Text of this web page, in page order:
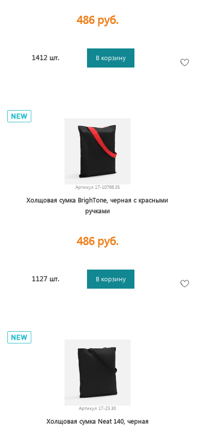
486 руб.
1412 шт. В корзину
Артикул 17-10766.35
Холщовая сумка BrighTone, черная с красными
ручками
486 руб.
1127 шт. В корзину
Артикул 17-23.30
Холщовая сумка Neat 140, черная